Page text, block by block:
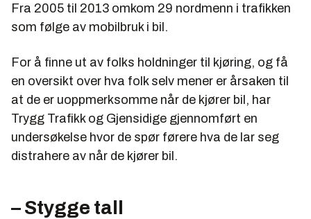
Fra 2005 til 2013 omkom 29 nordmenn i trafikken
som følge av mobilbruk i bil.
For å finne ut av folks holdninger til kjøring, og få
en oversikt over hva folk selv mener er årsaken til
at de er uoppmerksomme når de kjører bil, har
Trygg Trafikk og Gjensidige gjennomført en
undersøkelse hvor de spør førere hva de lar seg
distrahere av når de kjører bil.
– Stygge tall